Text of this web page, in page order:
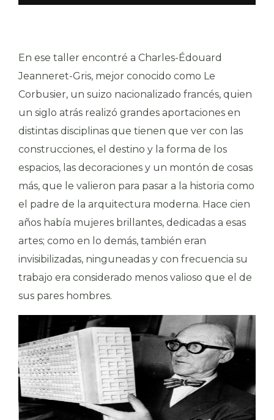
En ese taller encontré a Charles-Édouard
Jeanneret-Gris, mejor conocido como Le
Corbusier, un suizo nacionalizado francés, quien
un siglo atrás realizó grandes aportaciones en
distintas disciplinas que tienen que ver con las
construcciones, el destino y la forma de los
espacios, las decoraciones y un montón de cosas
más, que le valieron para pasar a la historia como
el padre de la arquitectura moderna. Hace cien
años había mujeres brillantes, dedicadas a esas
artes; como en lo demás, también eran
invisibilizadas, ninguneadas y con frecuencia su
trabajo era considerado menos valioso que el de
sus pares hombres.